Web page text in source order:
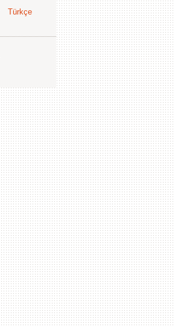
Türkçe